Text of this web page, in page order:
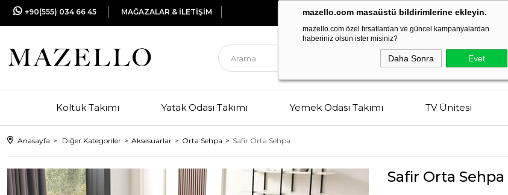
mazello.com masaüstü bildirimlerine ekleyin.
mazello.com özel fırsatlardan ve güncel kampanyalardan
haberiniz olsun ister misiniz?
Daha Sonra Evet
+90(555) 034 66 45 MAĞAZALAR & İLETİŞİM EstetikveKaliteninBuluşma Noktası
Koltuk Takımı Yatak Odası Takımı Yemek Odası Takımı TV Ünitesi
Anasayfa Diğer Kategoriler Aksesuarlar Orta Sehpa Safir Orta Sehpa
Safir Orta Sehpa